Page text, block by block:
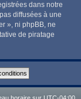
dans notre
diffusées à une
», ni phpBB, ne
de piratage